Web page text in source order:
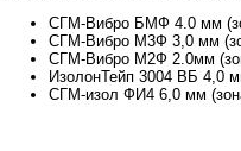
СГМ-Вибро БМФ 4.0 мм
СГМ-Вибро М3Ф 3,0 мм
СГМ-Вибро М2Ф 2.0мм
ИзолонТейп 3004 ВБ 4,0
СГМ-изол ФИ4 6,0 мм